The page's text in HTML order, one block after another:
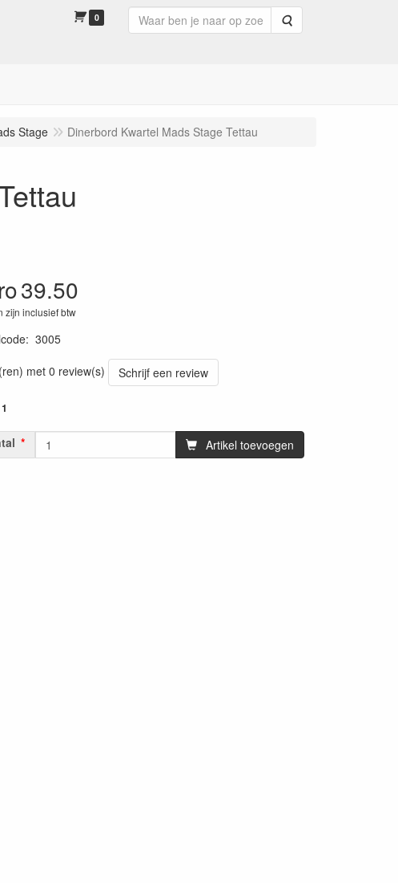
0 Zoeken
Stage Dinerbord Kwartel Mads Stage Tettau
39.50
zijn inclusief btw
: 3005
met 0 review(s)
Schrijf een review
1
Artikel toevoegen